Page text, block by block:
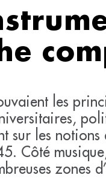
les
sur les
Côté
zones